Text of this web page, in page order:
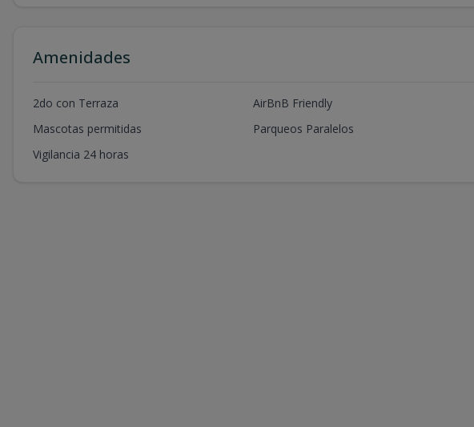
Amenidades
2do con Terraza AirBnB Friendly
Mascotas permitidas
Parqueos Paralelos
Vigilancia 24 horas